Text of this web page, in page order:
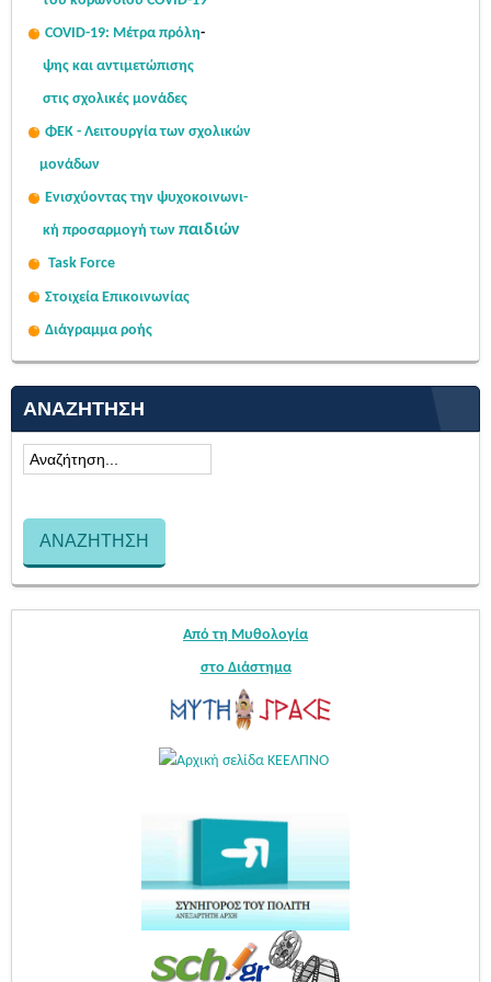
COVID-19: Μέτρα πρόλη-
ψης και αντιμετώπισης
στις σχολικές μονάδες
ΦΕΚ - Λειτουργία των σχολικών
μονάδων
Ενισχύοντας την ψυχοκοινωνι-
κή προσαρμογή των παιδιών
Task Force
Στοιχεία Επικοινωνίας
Διάγραμμα ροής
ΑΝΑΖΉΤΗΣΗ
Από τη Μυθολογία
στο Διάστημα